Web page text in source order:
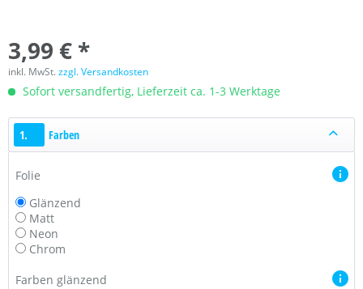
3,99 € *
inkl. MwSt.zzgl. Versandkosten
Sofort versandfertig, Lieferzeit ca. 1-3 Werktage
1. Farben
Folie
Glänzend
Matt
Neon
Chrom
Farben glänzend